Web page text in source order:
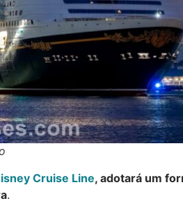
Cruise Line, adotará um
.